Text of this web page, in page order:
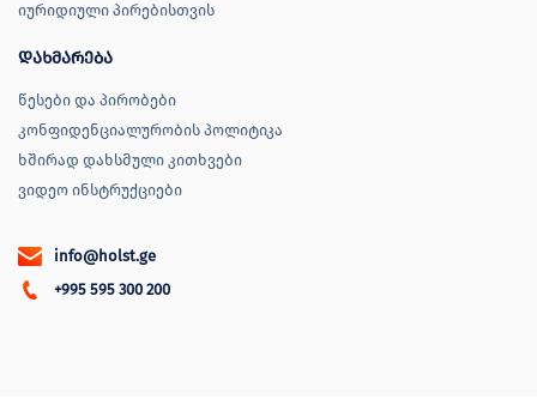
იურიდიული პირებისთვის
დახმარება
წესები და პირობები
კონფიდენციალურობის პოლიტიკა
ხშირად დახსმული კითხვები
ვიდეო ინსტრუქციები
info@holst.ge
+995 595 300 200